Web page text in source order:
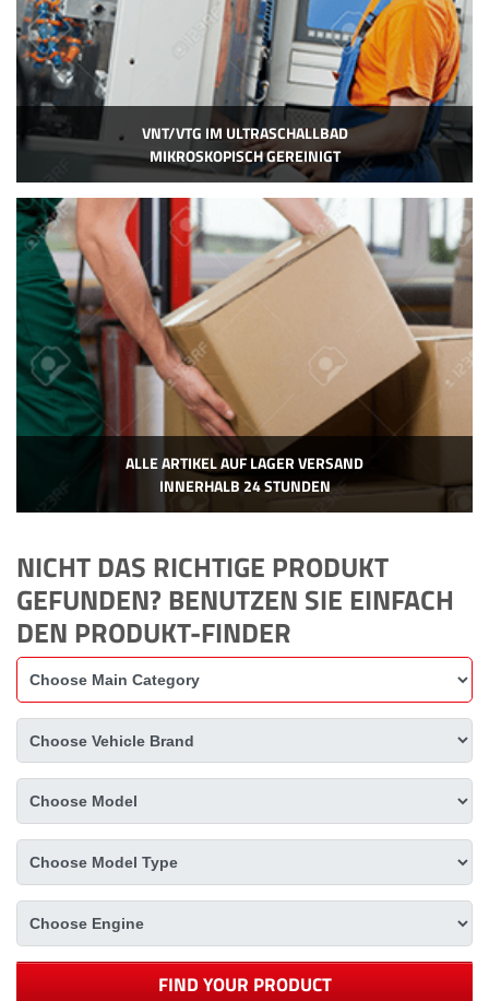
VNT/VTG IM ULTRASCHALLBAD
MIKROSKOPISCH GEREINIGT
ALLE ARTIKEL AUF LAGER VERSAND
INNERHALB 24 STUNDEN
NICHT DAS RICHTIGE PRODUKT
GEFUNDEN? BENUTZEN SIE EINFACH
DEN PRODUKT-FINDER
FIND YOUR PRODUCT